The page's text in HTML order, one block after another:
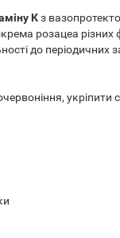
Кз
розацеа
до періодичних